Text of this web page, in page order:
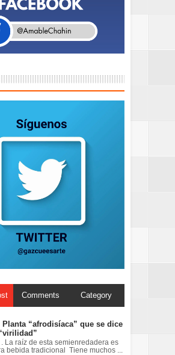
Comments Category
“afrodisíaca” que se dice
La raíz de esta semienredadera es
bebida tradicional Tiene muchos ...